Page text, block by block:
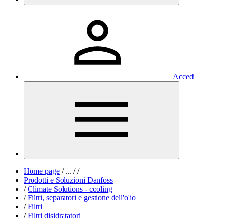
Accedi
Home page /... / /
Prodotti e Soluzioni Danfoss
/ Climate Solutions - cooling
/ Filtri, separatori e gestione dell'olio
/ Filtri
/ Filtri disidratatori